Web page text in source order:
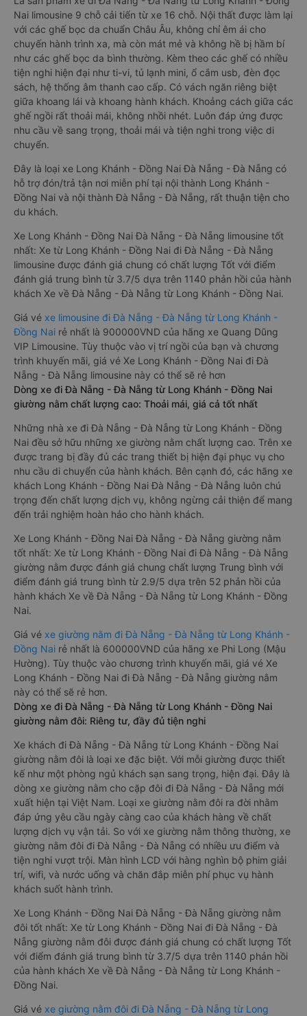
Nai limousine 9 chỗ cải tiến từ xe 16 chỗ. Nội thất được làm lại
với các ghế bọc da chuẩn Châu Âu, không chỉ êm ái cho
chuyến hành trình xa, mà còn mát mẻ và không hề bị hầm bí
như các ghế bọc da bình thường. Kèm theo các ghế có nhiều
tiện nghi hiện đại như ti-vi, tủ lạnh mini, ổ cắm usb, đèn đọc
sách, hệ thống âm thanh cao cấp. Có vách ngăn riêng biệt
giữa khoang lái và khoang hành khách. Khoảng cách giữa các
ghế ngồi rất thoải mái, không nhồi nhét. Luôn đáp ứng được
nhu cầu về sang trọng, thoải mái và tiện nghi trong việc di
chuyển.
Đây là loại xe Long Khánh - Đồng Nai Đà Nẵng - Đà Nẵng có
hỗ trợ đón/trả tận nơi miễn phí tại nội thành Long Khánh -
Đồng Nai và nội thành Đà Nẵng - Đà Nẵng, rất thuận tiện cho
du khách.
Xe Long Khánh - Đồng Nai Đà Nẵng - Đà Nẵng limousine tốt
nhất: Xe từ Long Khánh - Đồng Nai đi Đà Nẵng - Đà Nẵng
limousine được đánh giá chung có chất lượng Tốt với điểm
đánh giá trung bình từ 3.7/5 dựa trên 1140 phản hồi của hành
khách Xe về Đà Nẵng - Đà Nẵng từ Long Khánh - Đồng Nai.
Giá vé xe limousine đi Đà Nẵng - Đà Nẵng từ Long Khánh -
Đồng Nai rẻ nhất là 900000VND của hãng xe Quang Dũng
VIP Limousine. Tùy thuộc vào vị trí ngồi của bạn và chương
trình khuyến mãi, giá vé Xe Long Khánh - Đồng Nai đi Đà
Nẵng - Đà Nẵng limousine này có thể sẽ rẻ hơn
Dòng xe đi Đà Nẵng - Đà Nẵng từ Long Khánh - Đồng Nai
giường nằm chất lượng cao: Thoải mái, giá cả tốt nhất
Những nhà xe đi Đà Nẵng - Đà Nẵng từ Long Khánh - Đồng
Nai đều sở hữu những xe giường nằm chất lượng cao. Trên xe
được trang bị đầy đủ các trang thiết bị hiện đại phục vụ cho
nhu cầu di chuyển của hành khách. Bên cạnh đó, các hãng xe
khách Long Khánh - Đồng Nai Đà Nẵng - Đà Nẵng luôn chú
trọng đến chất lượng dịch vụ, không ngừng cải thiện để mang
đến trải nghiệm hoàn hảo cho hành khách.
Xe Long Khánh - Đồng Nai Đà Nẵng - Đà Nẵng giường nằm
tốt nhất: Xe từ Long Khánh - Đồng Nai đi Đà Nẵng - Đà Nẵng
giường nằm được đánh giá chung chất lượng Trung bình với
điểm đánh giá trung bình từ 2.9/5 dựa trên 52 phản hồi của
hành khách Xe về Đà Nẵng - Đà Nẵng từ Long Khánh - Đồng
Nai.
Giá vé xe giường nằm đi Đà Nẵng - Đà Nẵng từ Long Khánh -
Đồng Nai rẻ nhất là 600000VND của hãng xe Phi Long (Mậu
Hường). Tùy thuộc vào chương trình khuyến mãi, giá vé Xe
Long Khánh - Đồng Nai đi Đà Nẵng - Đà Nẵng giường nằm
này có thể sẽ rẻ hơn.
Dòng xe đi Đà Nẵng - Đà Nẵng từ Long Khánh - Đồng Nai
giường nằm đôi: Riêng tư, đầy đủ tiện nghi
Xe khách đi Đà Nẵng - Đà Nẵng từ Long Khánh - Đồng Nai
giường nằm đôi là loại xe đặc biệt. Với mỗi giường được thiết
kế như một phòng ngủ khách sạn sang trọng, hiện đại. Đây là
dòng xe giường nằm cho cặp đôi đi Đà Nẵng - Đà Nẵng mới
xuất hiện tại Việt Nam. Loại xe giường nằm đôi ra đời nhằm
đáp ứng yêu cầu ngày càng cao của khách hàng về chất
lượng dịch vụ vận tải. So với xe giường nằm thông thường, xe
giường nằm đôi đi Đà Nẵng - Đà Nẵng có nhiều ưu điểm và
tiện nghi vượt trội. Màn hình LCD với hàng nghìn bộ phim giải
trí, wifi, và nước uống và chăn đắp miễn phí phục vụ hành
khách suốt hành trình.
Xe Long Khánh - Đồng Nai Đà Nẵng - Đà Nẵng giường nằm
đôi tốt nhất: Xe từ Long Khánh - Đồng Nai đi Đà Nẵng - Đà
Nẵng giường nằm đôi được đánh giá chung có chất lượng Tốt
với điểm đánh giá trung bình từ 3.7/5 dựa trên 1140 phản hồi
của hành khách Xe về Đà Nẵng - Đà Nẵng từ Long Khánh -
Đồng Nai.
Giá vé xe giường nằm đôi đi Đà Nẵng - Đà Nẵng từ Long